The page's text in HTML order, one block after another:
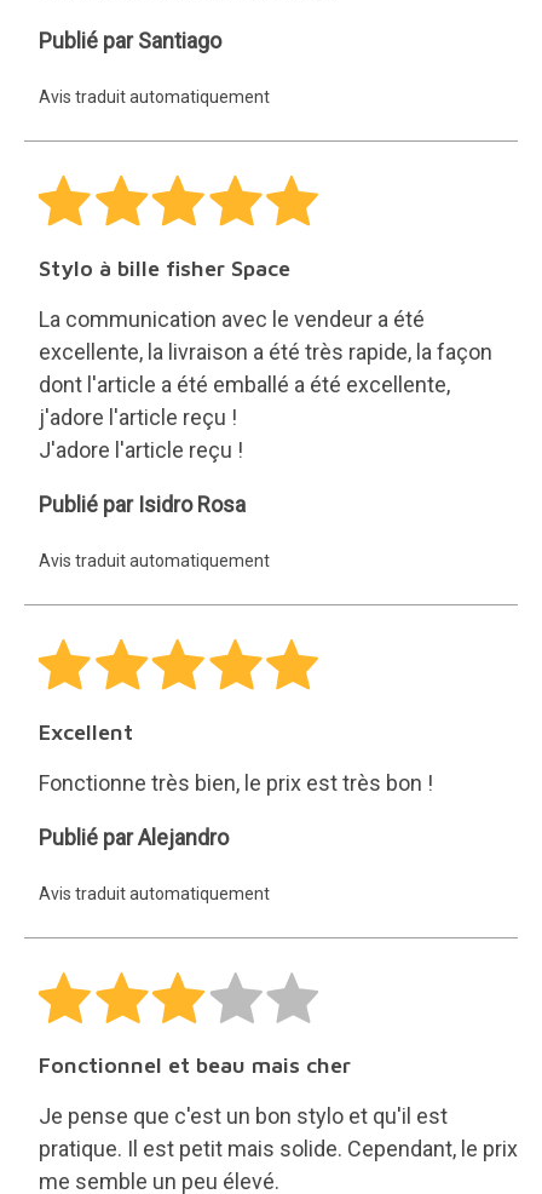
Santiago
Publié par Santiago
Avis traduit automatiquement
Stylo à bille fisher Space
La communication avec le vendeur a été
excellente, la livraison a été très rapide, la façon
dont l'article a été emballé a été excellente,
j'adore l'article reçu !
J'adore l'article reçu !
Isidro
Publié par Isidro Rosa
Avis traduit automatiquement
Excellent
Fonctionne très bien, le prix est très bon !
Alejandro
Publié par Alejandro
Avis traduit automatiquement
Fonctionnel et beau mais cher
Je pense que c'est un bon stylo et qu'il est
pratique. Il est petit mais solide. Cependant, le prix
me semble un peu élevé.